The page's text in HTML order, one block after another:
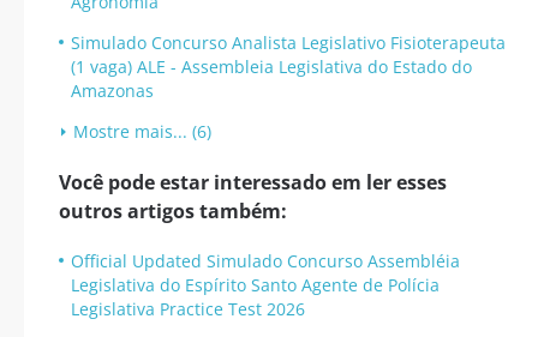
Simulado Concurso Analista Legislativo Fisioterapeuta
(1 vaga) ALE - Assembleia Legislativa do Estado do
Amazonas
Mostre mais... (6)
Você pode estar interessado em ler esses
outros artigos também:
Official Updated Simulado Concurso Assembléia
Legislativa do Espírito Santo Agente de Polícia
Legislativa Practice Test 2026